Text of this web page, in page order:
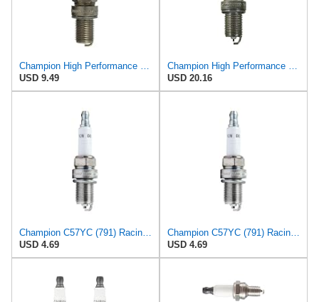
Champion High Performance 295 Spark Plug (Carton of 1) - C57CX
USD 9.49
Champion High Performance 276 Spark Plug (Carton of 1) - C57Y
USD 20.16
Champion C57YC (791) Racing Plug
USD 4.69
Champion C57YC (791) Racing Plug
USD 4.69